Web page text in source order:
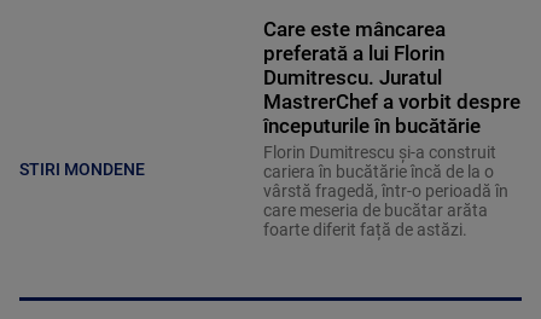
STIRI MONDENE
Care este mâncarea
preferată a lui Florin
Dumitrescu. Juratul
MastrerChef a vorbit despre
începuturile în bucătărie
Florin Dumitrescu și-a construit
cariera în bucătărie încă de la o
vârstă fragedă, într-o perioadă în
care meseria de bucătar arăta
foarte diferit față de astăzi.